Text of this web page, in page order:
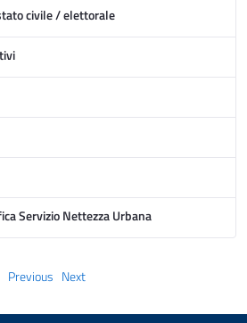
civile / elettorale
Servizio Nettezza Urbana
Previous Next